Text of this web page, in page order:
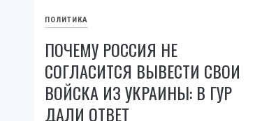
ПОЛИТИКА
ПОЧЕМУ РОССИЯ НЕ
СОГЛАСИТСЯ ВЫВЕСТИ СВОИ
ВОЙСКА ИЗ УКРАИНЫ: В ГУР
ДАЛИ ОТВЕТ